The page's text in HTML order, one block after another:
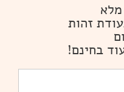
זהות
בחינם!